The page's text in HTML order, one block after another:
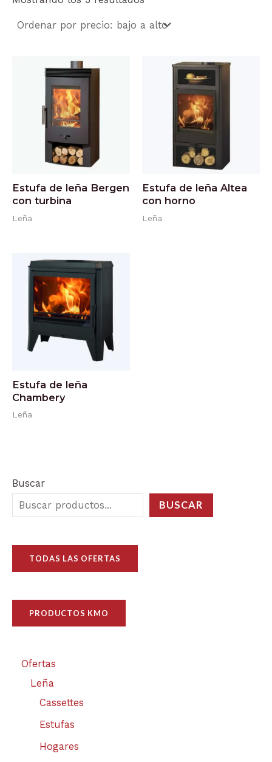
Buscar
BUSCAR
TODAS LAS OFERTAS
PRODUCTOS KMO
Ofertas
Leña
Cassettes
Estufas
Hogares
Estufa de leña Bergen
con turbina
Leña
Estufa de leña Altea
con horno
Leña
Estufa de leña
Chambery
Leña